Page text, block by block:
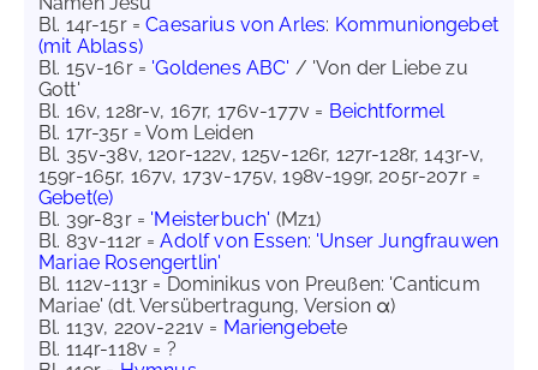
Bl. 14r-15r =Caesarius von Arles: Kommuniongebet
(mit Ablass)
Bl. 15v-16r = 'Goldenes ABC' / 'Von der Liebe zu
Gott'
Bl. 16v, 128r-v, 167r, 176v-177v = Beichtformel
Bl. 17r-35r = Vom Leiden
Bl. 35v-38v, 120r-122v, 125v-126r, 127r-128r, 143r-v,
159r-165r, 167v, 173v-175v, 198v-199r, 205r-207r =
Gebet(e)
Bl. 39r-83r = 'Meisterbuch' (Mz1)
Bl. 83v-112r =Adolf von Essen: 'Unser Jungfrauwen
Mariae Rosengertlin'
Bl. 112v-113r = Dominikus von Preußen: 'Canticum
Mariae' (dt. Versübertragung, Version α)
Bl. 113v, 220v-221v = Mariengebete
Bl. 114r-118v = ?